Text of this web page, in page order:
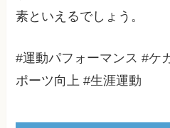
素といえるでしょう。
#運動パフォーマンス #ケ
ポーツ向上 #生涯運動